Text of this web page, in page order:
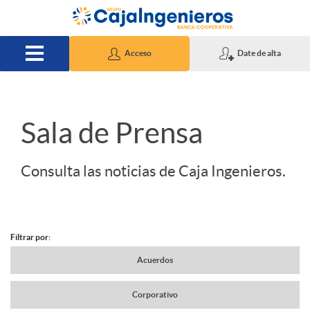
Saltar al contenido principal
Acceso Date de alta
S
Sala de Prensa
Consulta las noticias de Caja Ingenieros.
N
Filtrar por:
Acuerdos
Corporativo